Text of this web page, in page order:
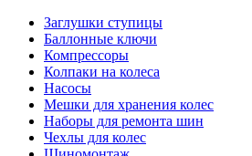
Заглушки ступицы
Баллонные ключи
Компрессоры
Колпаки на колеса
Насосы
Мешки для хранения колес
Наборы для ремонта шин
Чехлы для колес